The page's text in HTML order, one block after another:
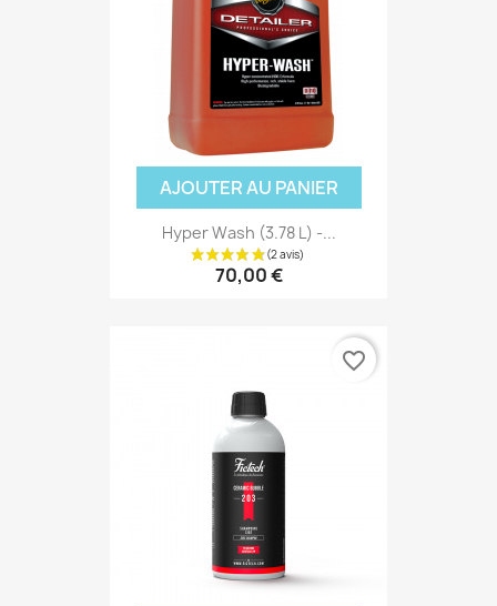
AJOUTER AU PANIER
Hyper Wash (3.78 L) -...
70,00 €
favorite_border